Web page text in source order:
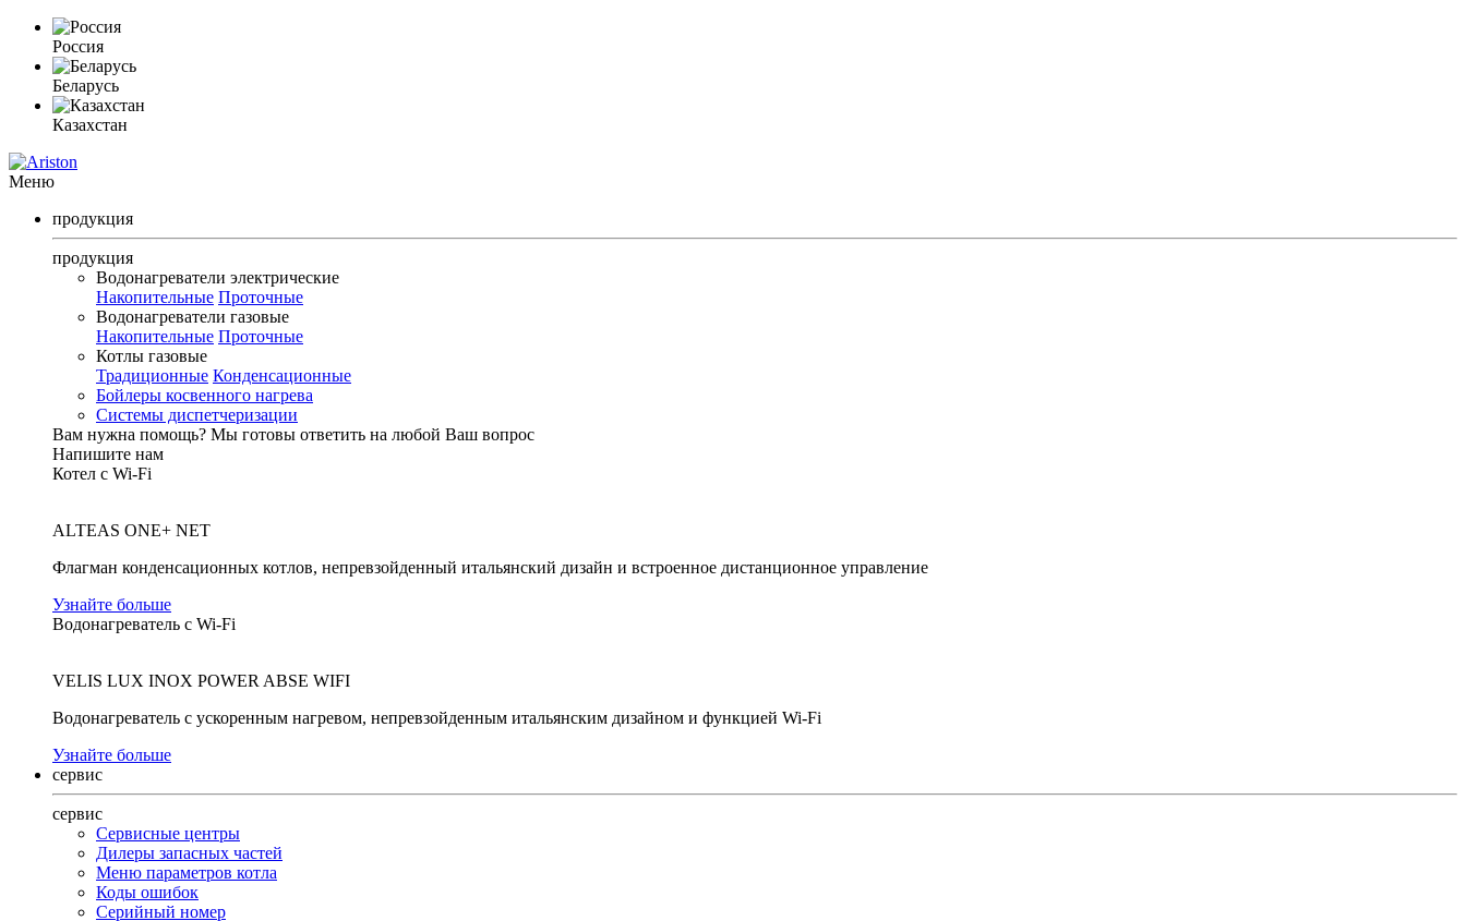
Россия
Беларусь
Казахстан
Меню
продукция
продукция
Водонагреватели электрические
Накопительные Проточные
Водонагреватели газовые
Накопительные Проточные
Котлы газовые
Традиционные Конденсационные
Бойлеры косвенного нагрева
Системы диспетчеризации
Вам нужна помощь? Мы готовы ответить на любой Ваш вопрос
Напишите нам
Котел с Wi-Fi
ALTEAS ONE+ NET
Флагман конденсационных котлов, непревзойденный итальянский дизайн и встроенное дистанционное управление
Узнайте больше
Водонагреватель с Wi-Fi
VELIS LUX INOX POWER ABSE WIFI
Водонагреватель с ускоренным нагревом, непревзойденным итальянским дизайном и функцией Wi-Fi
Узнайте больше
сервис
сервис
Сервисные центры
Дилеры запасных частей
Меню параметров котла
Коды ошибок
Серийный номер